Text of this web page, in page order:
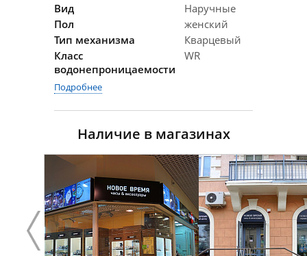
Вид
Наручные
Пол
женский
Тип механизма
Кварцевый
Класс
водонепроницаемости
WR
Подробнее
Наличие в магазинах